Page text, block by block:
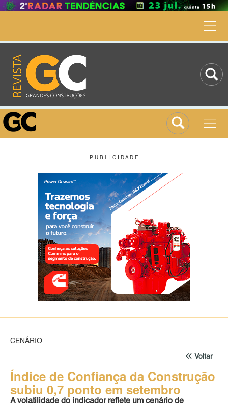
P U B L I C I D A D E
CENÁRIO
Voltar
Índice de Confiança da Construção
subiu 0,7 ponto em setembro
A volatilidade do indicador reflete um cenário de